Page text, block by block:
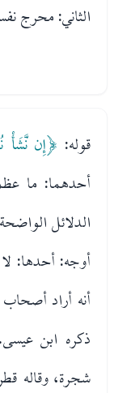
الثاني: محرج
قوله: ﴿إِن نَّشَأْ
أحدهما: ما
الدلائل
أوجه: أحدها:
أنه أراد
ذكره ابن
شجرة، وقاله